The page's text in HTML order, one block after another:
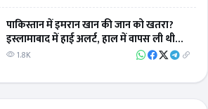
पाकिस्तान में इमरान खान की जान को खतरा?
इस्लामाबाद में हाई अलर्ट, हाल में वापस ली थी
सुरक्षा
1.8K